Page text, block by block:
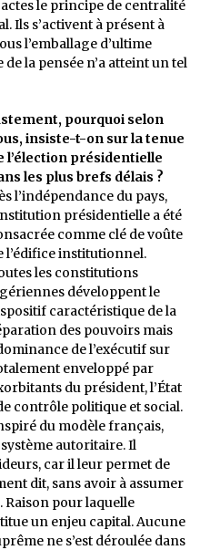
le principe de centralité
Ils s’activent à présent à
l’emballage d’ultime
de la pensée n’a atteint un tel
pourquoi selon
insiste-t-on sur la tenue
l’élection présidentielle
les plus brefs délais ?
l’indépendance du pays,
présidentielle a été
comme clé de voûte
l’édifice institutionnel.
les constitutions
développent le
caractéristique de la
des pouvoirs mais
de l’exécutif sur
enveloppé par
du président, l’État
contrôle politique et social.
du modèle français,
autoritaire. Il
car il leur permet de
dit, sans avoir à assumer
pour laquelle
un enjeu capital. Aucune
ne s’est déroulée dans